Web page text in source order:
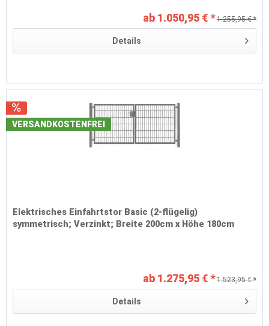
ab 1.050,95 € * 1.255,95 € *
Details
VERSANDKOSTENFREI
Elektrisches Einfahrtstor Basic (2-flügelig)
symmetrisch; Verzinkt; Breite 200cm x Höhe 180cm
ab 1.275,95 € * 1.523,95 € *
Details